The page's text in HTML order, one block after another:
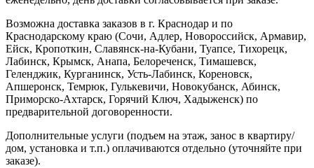
Возможна доставка заказов в г. Краснодар и по
Краснодарскому краю (Сочи, Адлер, Новороссийск, Армавир,
Ейск, Кропоткин, Славянск-на-Кубани, Туапсе, Тихорецк,
Лабинск, Крымск, Анапа, Белореченск, Тимашевск,
Геленджик, Курганинск, Усть-Лабинск, Кореновск,
Апшеронск, Темрюк, Гулькевичи, Новокубанск, Абинск,
Приморско-Ахтарск, Горячий Ключ, Хадыженск) по
предварительной договоренности.
Дополнительные услуги (подъем на этаж, занос в квартиру/
дом, установка и т.п.) оплачиваются отдельно (уточняйте при
заказе).